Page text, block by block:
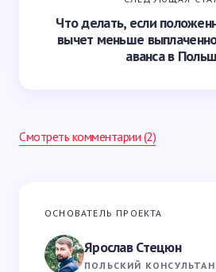
Что делать, если
вычет меньше
аванса в
Смотреть комментарии (2)
Ваш адрес email не будет
Ваше имя *
ОСНОВАТЕЛЬ ПРОЕКТА
Ярослав Стецюн
ПОЛЬСКИЙ